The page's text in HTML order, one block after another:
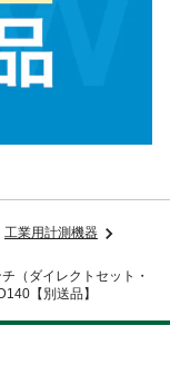
工業用計測機器
（ダイレクトセット・
【別送品】